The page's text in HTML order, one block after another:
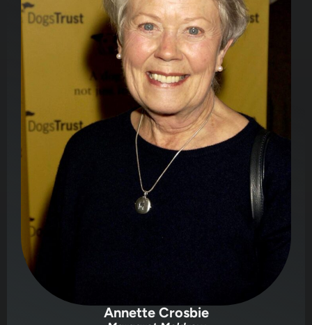
Annette Crosbie